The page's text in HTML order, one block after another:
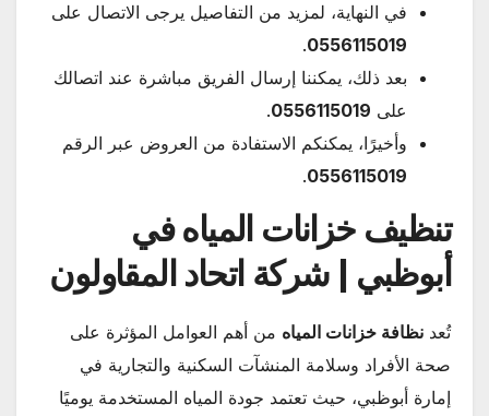
في النهاية، لمزيد من التفاصيل يرجى الاتصال على
0556115019
.
بعد ذلك، يمكننا إرسال الفريق مباشرة عند اتصالك
على 0556115019
.
وأخيرًا، يمكنكم الاستفادة من العروض عبر الرقم
0556115019
.
تنظيف خزانات المياه في
أبوظبي | شركة اتحاد المقاولون
تُعد نظافة خزانات المياه من أهم العوامل المؤثرة على
صحة الأفراد وسلامة المنشآت السكنية والتجارية في
إمارة أبوظبي، حيث تعتمد جودة المياه المستخدمة يوميًا